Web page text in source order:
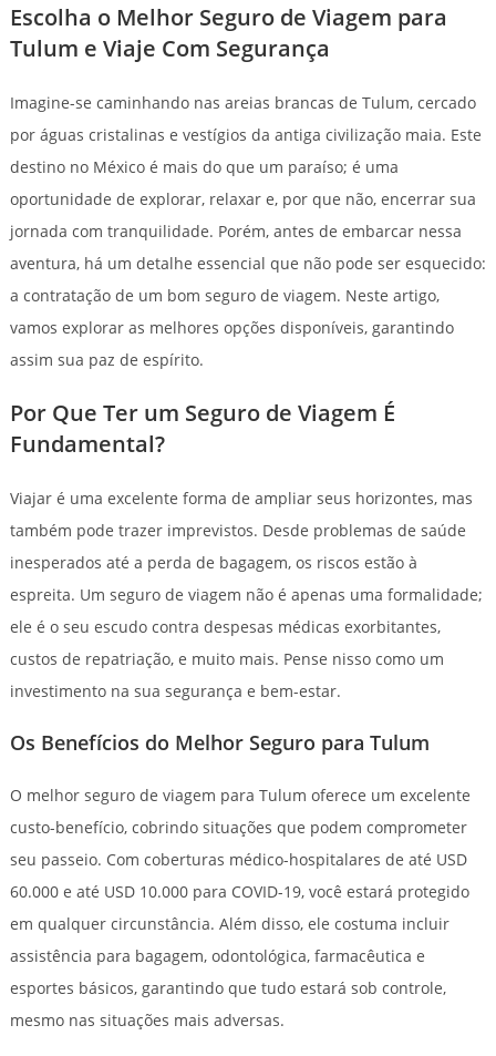
Escolha o Melhor Seguro de Viagem para
Tulum e Viaje Com Segurança
Imagine-se caminhando nas areias brancas de Tulum, cercado
por águas cristalinas e vestígios da antiga civilização maia. Este
destino no México é mais do que um paraíso; é uma
oportunidade de explorar, relaxar e, por que não, encerrar sua
jornada com tranquilidade. Porém, antes de embarcar nessa
aventura, há um detalhe essencial que não pode ser esquecido:
a contratação de um bom seguro de viagem. Neste artigo,
vamos explorar as melhores opções disponíveis, garantindo
assim sua paz de espírito.
Por Que Ter um Seguro de Viagem É
Fundamental?
Viajar é uma excelente forma de ampliar seus horizontes, mas
também pode trazer imprevistos. Desde problemas de saúde
inesperados até a perda de bagagem, os riscos estão à
espreita. Um seguro de viagem não é apenas uma formalidade;
ele é o seu escudo contra despesas médicas exorbitantes,
custos de repatriação, e muito mais. Pense nisso como um
investimento na sua segurança e bem-estar.
Os Benefícios do Melhor Seguro para Tulum
O melhor seguro de viagem para Tulum oferece um excelente
custo-benefício, cobrindo situações que podem comprometer
seu passeio. Com coberturas médico-hospitalares de até USD
60.000 e até USD 10.000 para COVID-19, você estará protegido
em qualquer circunstância. Além disso, ele costuma incluir
assistência para bagagem, odontológica, farmacêutica e
esportes básicos, garantindo que tudo estará sob controle,
mesmo nas situações mais adversas.